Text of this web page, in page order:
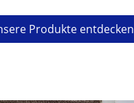
Produkte entdecken